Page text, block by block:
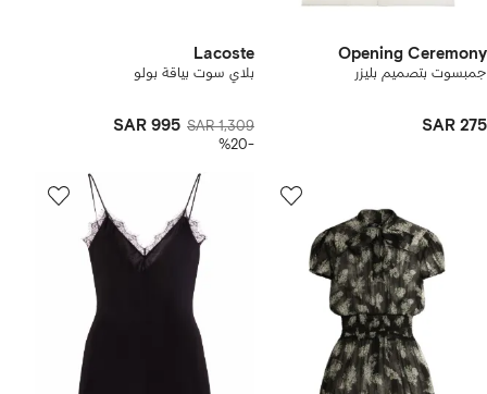
Opening Ceremony
جمبسوت بتصميم بليزر
SAR 275
Lacoste
بلاي سوت بياقة بولو
SAR 1,309
SAR 995
-%20